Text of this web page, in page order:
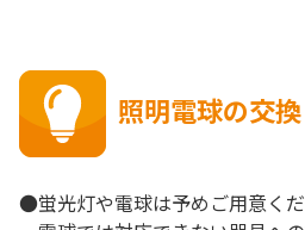
照明電球の交換
●蛍光灯や電球は予めご用意く